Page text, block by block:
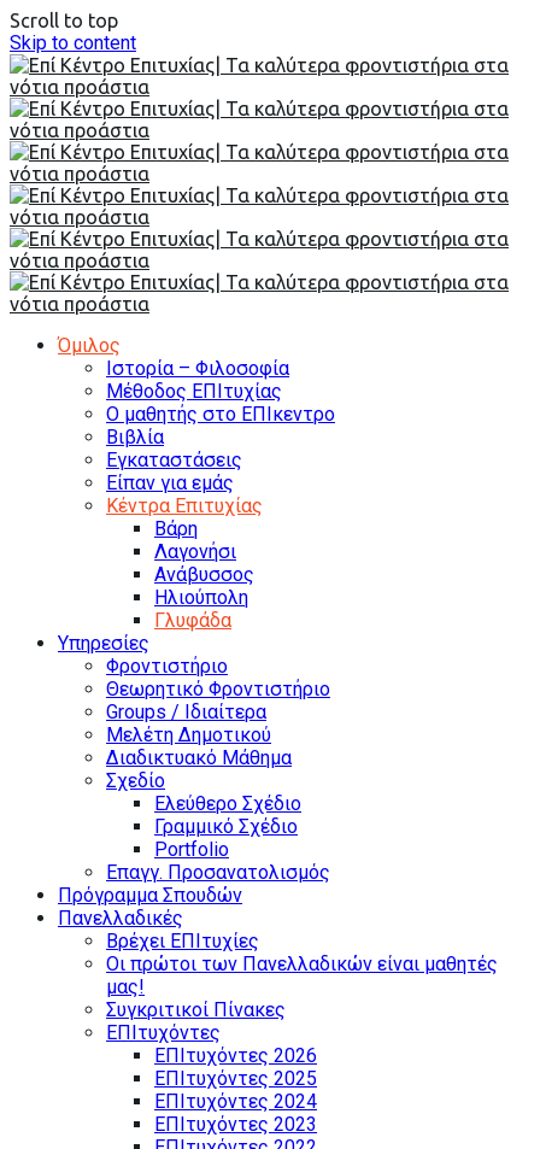
Scroll to top
Skip to content
Όμιλος
Ιστορία – Φιλοσοφία
Μέθοδος ΕΠΙτυχίας
Ο μαθητής στο ΕΠΙκεντρο
Βιβλία
Εγκαταστάσεις
Είπαν για εμάς
Κέντρα Επιτυχίας
Βάρη
Λαγονήσι
Ανάβυσσος
Ηλιούπολη
Γλυφάδα
Υπηρεσίες
Φροντιστήριο
Θεωρητικό Φροντιστήριο
Groups / Ιδιαίτερα
Μελέτη Δημοτικού
Διαδικτυακό Μάθημα
Σχεδίο
Ελεύθερο Σχέδιο
Γραμμικό Σχέδιο
Portfolio
Επαγγ. Προσανατολισμός
Πρόγραμμα Σπουδών
Πανελλαδικές
Βρέχει ΕΠΙτυχίες
Οι πρώτοι των Πανελλαδικών είναι μαθητές
μας!
Συγκριτικοί Πίνακες
ΕΠΙτυχόντες
ΕΠΙτυχόντες 2026
ΕΠΙτυχόντες 2025
ΕΠΙτυχόντες 2024
ΕΠΙτυχόντες 2023